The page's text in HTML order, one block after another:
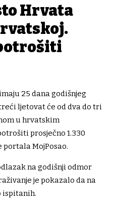
Hrvata
25 dana godišnjeg
ljetovat će od dva do tri
u hrvatskim
prosječno 1.330
MojPosao.
na godišnji odmor
je pokazalo da na
ispitanih.